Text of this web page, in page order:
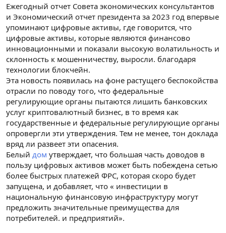
Ежегодный отчет Совета экономических консультантов
и Экономический отчет президента за 2023 год впервые
упоминают цифровые активы, где говорится, что
цифровые активы, которые являются финансово
инновационными и показали высокую волатильность и
склонность к мошенничеству, выросли. благодаря
технологии блокчейн.
Эта новость появилась на фоне растущего беспокойства
отрасли по поводу того, что федеральные
регулирующие органы пытаются лишить банковских
услуг криптовалютный бизнес, в то время как
государственные и федеральные регулирующие органы
опровергли эти утверждения. Тем не менее, тон доклада
вряд ли развеет эти опасения.
Белый дом утверждает, что большая часть доводов в
пользу цифровых активов может быть побеждена сетью
более быстрых платежей ФРС, которая скоро будет
запущена, и добавляет, что « инвестиции в
национальную финансовую инфраструктуру могут
предложить значительные преимущества для
потребителей. и предприятий».